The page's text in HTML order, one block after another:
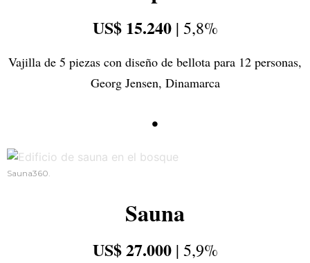
US$ 15.240| 5,8%
Vajilla de 5 piezas con diseño de bellota para 12 personas,
Georg Jensen, Dinamarca
•
Sauna360.
Sauna
US$ 27.000| 5,9%